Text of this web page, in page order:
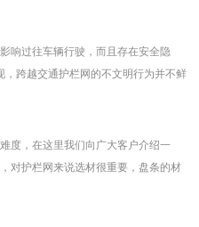
防腐蚀性能好，有极强的防腐抗氧化
。克服了电焊网焊接点易开焊脱落的
、林场、高速公路和生态环境的最佳
响过往车辆行驶，而且存在安全隐
，跨越交通护栏网的不文明行为并不鲜
过;10时30分，两女一男由南向北跨越
北侧躲过3辆由东向西行驶的车辆，向
行驶的车辆急速行驶，两人在等待约1
时30分，约有30人在该路段跨越交通
度，在这里我们向广大客户介绍一
对护栏网来说选材很重要，盘条的材
网网片质量，网片是由不同规格的盘